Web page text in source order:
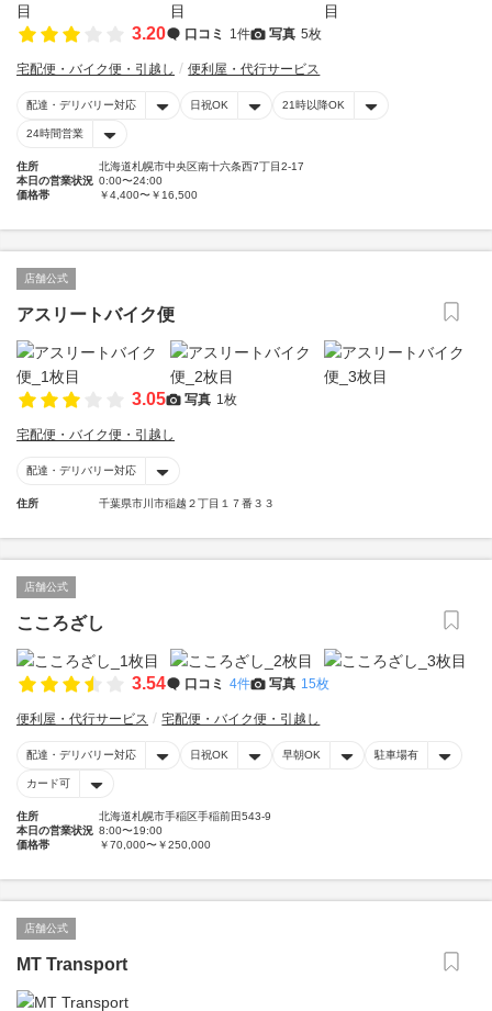
3.20 口コミ 1件 写真 5枚
宅配便・バイク便・引越し 便利屋・代行サービス
配達・デリバリー対応 日祝OK 21時以降OK
24時間営業
住所
北海道札幌市中央区南十六条西7丁目2-17
本日の営業状況 0:00〜24:00
価格帯
￥4,400〜￥16,500
店舗公式
アスリートバイク便
3.05 写真 1枚
宅配便・バイク便・引越し
配達・デリバリー対応
住所 千葉県市川市稲越２丁目１７番３３
店舗公式
こころざし
3.54 口コミ 4件 写真 15枚
便利屋・代行サービス 宅配便・バイク便・引越し
配達・デリバリー対応 日祝OK 早朝OK 駐車場有
カード可
住所
北海道札幌市手稲区手稲前田543-9
本日の営業状況 8:00〜19:00
価格帯
￥70,000〜￥250,000
店舗公式
MT Transport